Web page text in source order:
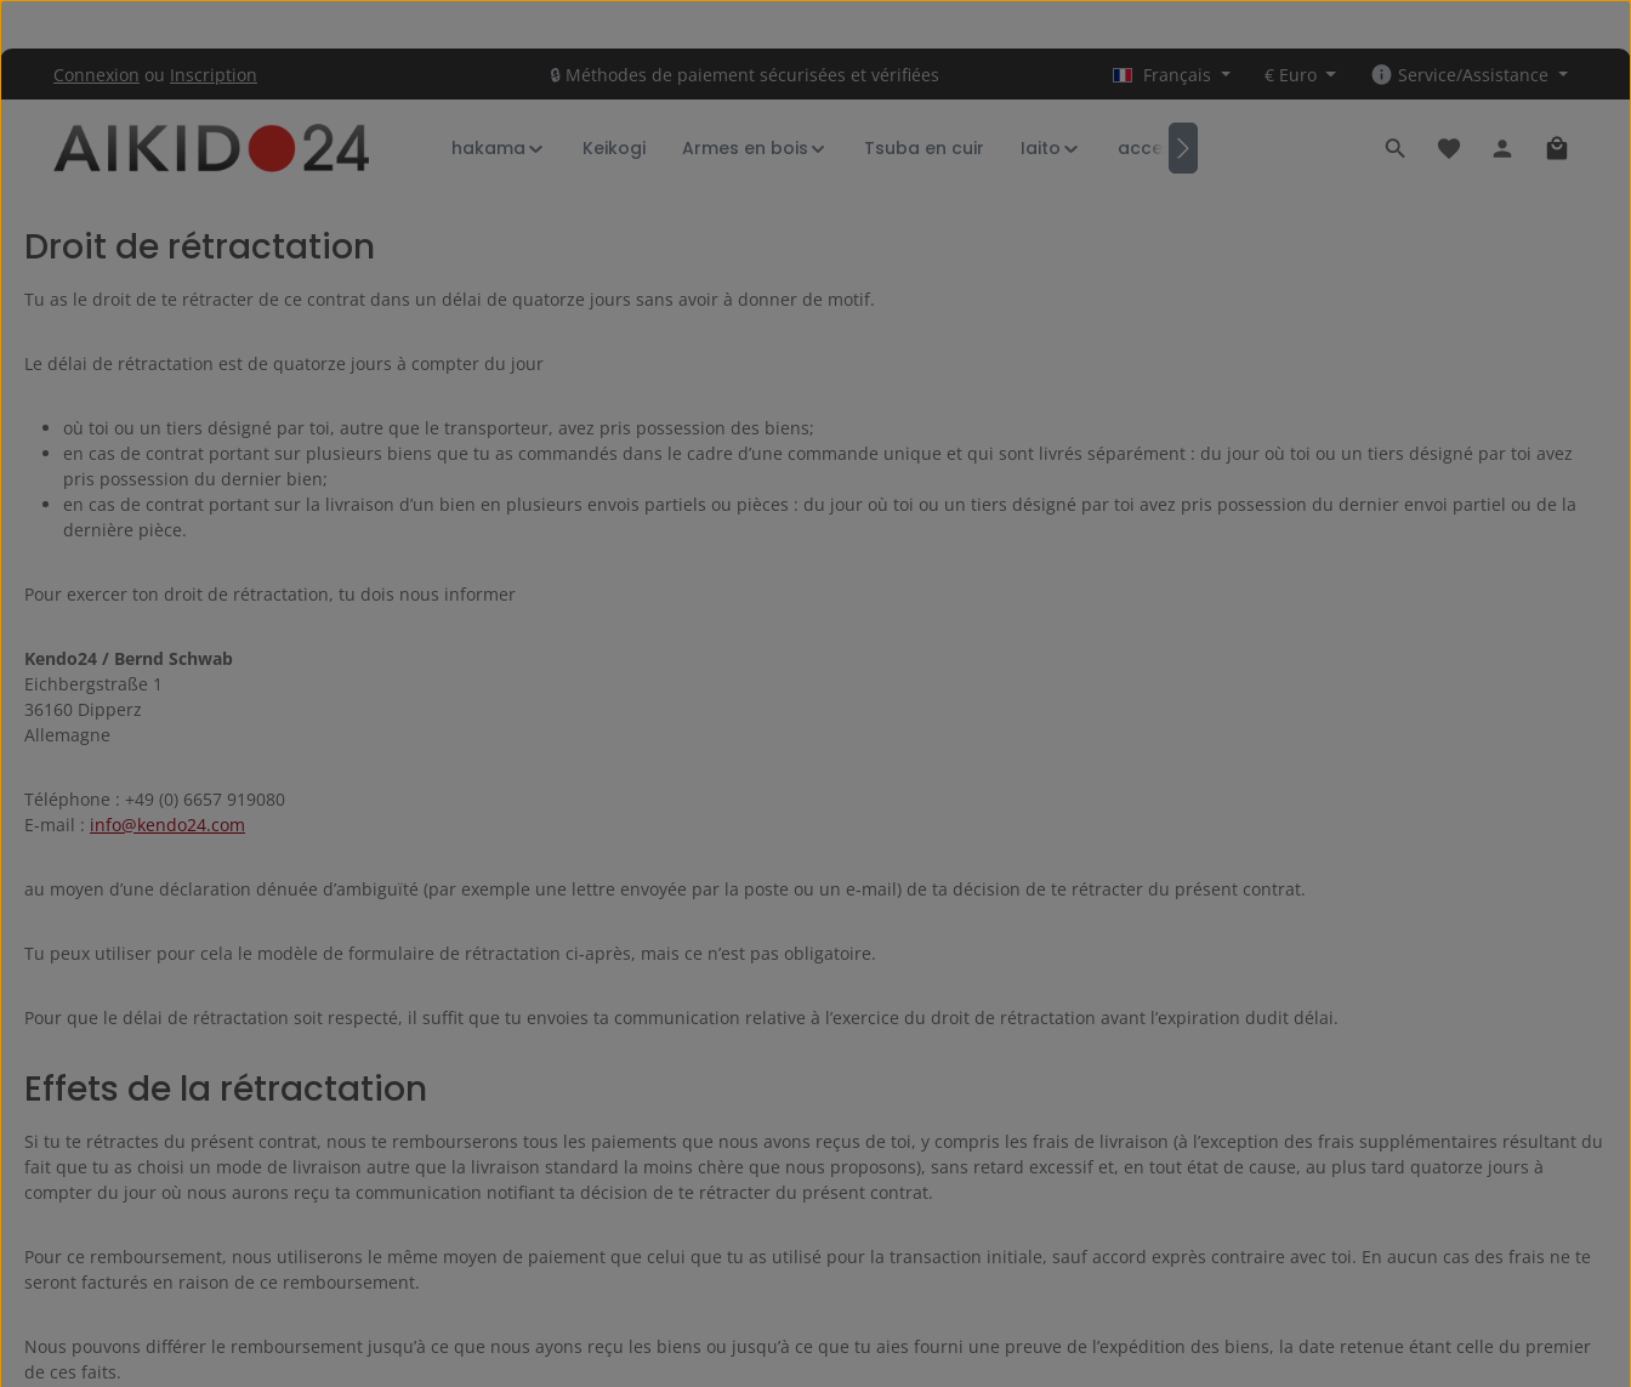
Connexion ou Inscription 🔒 Méthodes de paiement sécurisées et vérifiées Français € Euro Service/Assistance
hakama Keikogi Armes en bois Tsuba en cuir Iaito accessoires Vous avez 0 articles
Le
droit de rétractation
Information sur le droit de rétractation
Droit de rétractation
Tu as le droit de te rétracter de ce contrat dans un délai de quatorze jours sans avoir à donner de motif.
Le délai de rétractation est de quatorze jours à compter du jour
où toi ou un tiers désigné par toi, autre que le transporteur, avez pris possession des biens;
en cas de contrat portant sur plusieurs biens que tu as commandés dans le cadre d’une commande unique et qui sont livrés séparément : du jour où toi ou un tiers désigné par toi avez
pris possession du dernier bien;
en cas de contrat portant sur la livraison d’un bien en plusieurs envois partiels ou pièces : du jour où toi ou un tiers désigné par toi avez pris possession du dernier envoi partiel ou de la
dernière pièce.
Pour exercer ton droit de rétractation, tu dois nous informer
Kendo24 / Bernd Schwab
Eichbergstraße 1
36160 Dipperz
Allemagne
Téléphone : +49 (0) 6657 919080
E-mail : info@kendo24.com
au moyen d’une déclaration dénuée d’ambiguïté (par exemple une lettre envoyée par la poste ou un e‑mail) de ta décision de te rétracter du présent contrat.
Tu peux utiliser pour cela le modèle de formulaire de rétractation ci‑après, mais ce n’est pas obligatoire.
Pour que le délai de rétractation soit respecté, il suffit que tu envoies ta communication relative à l’exercice du droit de rétractation avant l’expiration dudit délai.
Effets de la rétractation
Si tu te rétractes du présent contrat, nous te rembourserons tous les paiements que nous avons reçus de toi, y compris les frais de livraison (à l’exception des frais supplémentaires résultant du
fait que tu as choisi un mode de livraison autre que la livraison standard la moins chère que nous proposons), sans retard excessif et, en tout état de cause, au plus tard quatorze jours à
compter du jour où nous aurons reçu ta communication notifiant ta décision de te rétracter du présent contrat.
Pour ce remboursement, nous utiliserons le même moyen de paiement que celui que tu as utilisé pour la transaction initiale, sauf accord exprès contraire avec toi. En aucun cas des frais ne te
seront facturés en raison de ce remboursement.
Nous pouvons différer le remboursement jusqu’à ce que nous ayons reçu les biens ou jusqu’à ce que tu aies fourni une preuve de l’expédition des biens, la date retenue étant celle du premier
de ces faits.